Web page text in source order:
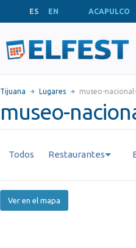
ES EN ACAPULCO
Tijuana Lugares museo-
museo-
Todos Restaurantes
Ver en el mapa